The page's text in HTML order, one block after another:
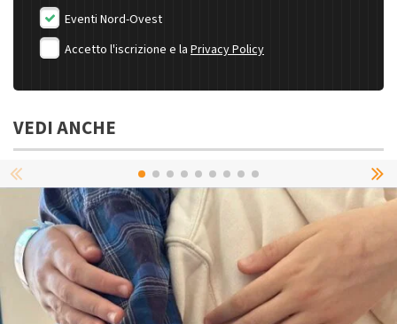
Eventi Nord-Ovest
Accetto l'iscrizione e la Privacy Policy
VEDI ANCHE